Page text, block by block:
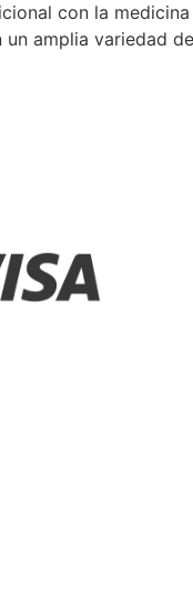
con la
amplia variedad